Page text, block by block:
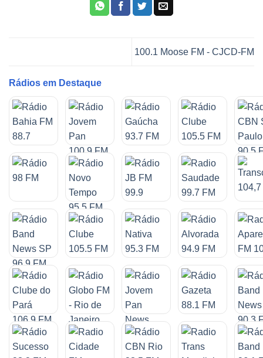
100.1 Moose FM - CJCD-FM
Rádios em Destaque